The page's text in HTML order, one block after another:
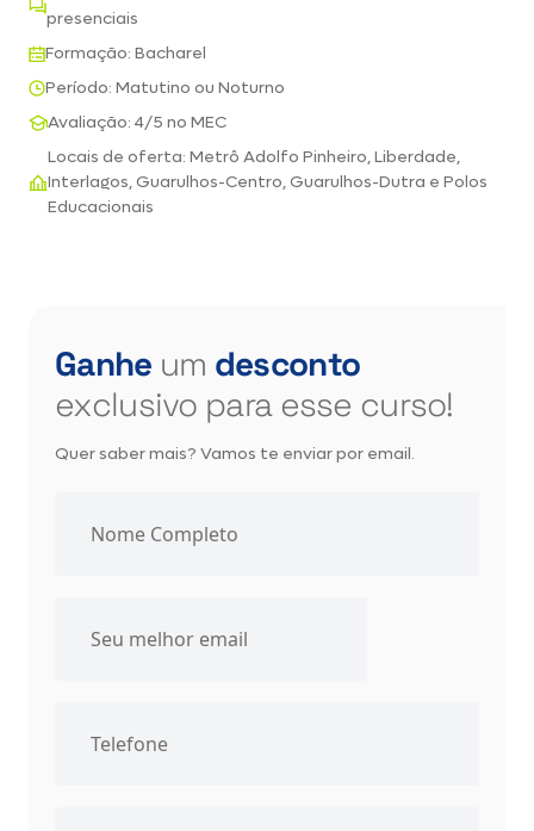
presenciais
Formação: Bacharel
Período: Matutino ou Noturno
Avaliação: 4/5 no MEC
Locais de oferta: Metrô Adolfo Pinheiro, Liberdade,
Interlagos, Guarulhos-Centro, Guarulhos-Dutra e Polos
Educacionais
Ganhe um desconto
exclusivo para esse curso!
Quer saber mais? Vamos te enviar por email.